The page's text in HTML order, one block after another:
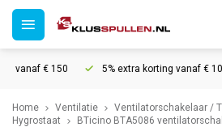
vanaf € 150 5% extra korting vanaf €
Home Ventilatie
Ventilatorschakelaar /
Hygrostaat
BTicino BTA5086